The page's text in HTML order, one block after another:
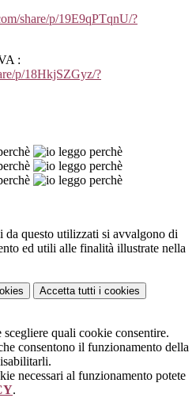
share/p/19E9qPTqnU/?
:
p/18HkjSZGyz/?
da questo utilizzati si avvalgono di
ed utili alle finalità illustrate nella
Accetta tutti i cookies
scegliere quali cookie consentire.
consentono il funzionamento della
necessari al funzionamento potete
.